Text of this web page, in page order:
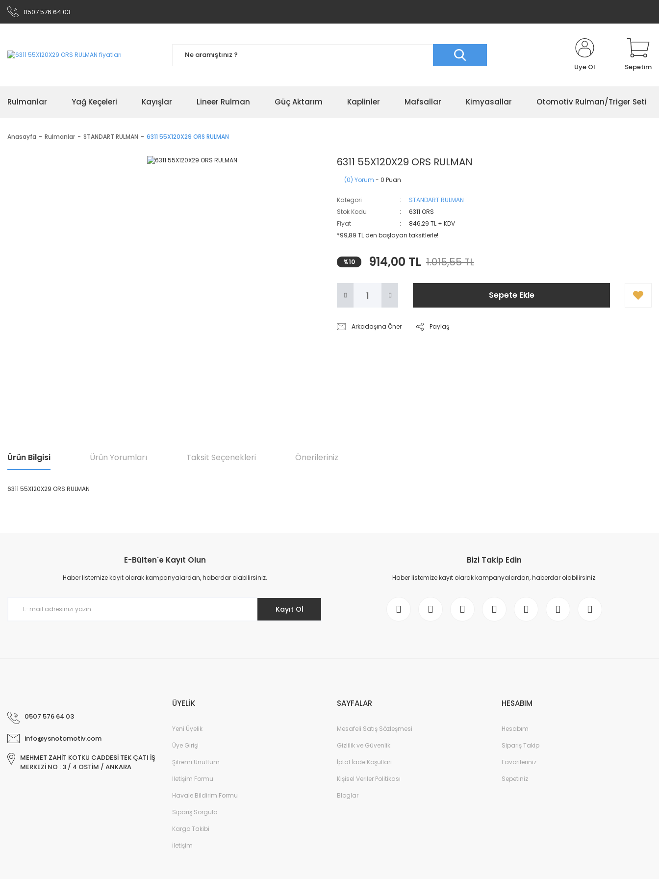
0507 576 64 03
Üye Ol Sepetim
Rulmanlar Yağ Keçeleri Kayışlar Lineer Rulman Güç Aktarım Kaplinler Mafsallar Kimyasallar Otomotiv Rulman/Triger Seti
Anasayfa Rulmanlar STANDART RULMAN 6311 55X120X29 ORS RULMAN
6311 55X120X29 ORS RULMAN
(0) Yorum - 0 Puan
Kategori
STANDART RULMAN
Stok Kodu
6311 ORS
Fiyat
846,29 TL + KDV
*99,89 TL den başlayan taksitlerle!
%10 914,00 TL 1.015,55 TL
Sepete Ekle
Arkadaşına Öner Paylaş
Ürün Bilgisi Ürün Yorumları Taksit Seçenekleri Önerileriniz
6311 55X120X29 ORS RULMAN
Ürün resmi kalitesiz, bozuk veya görüntülenemiyor.
Ürün açıklamasında eksik bilgiler bulunuyor.
E-Bülten'e Kayıt Olun
Haber listemize kayıt olarak kampanyalardan, haberdar olabilirsiniz.
Kayıt Ol
Bizi Takip Edin
Haber listemize kayıt olarak kampanyalardan, haberdar olabilirsiniz.
0507 576 64 03
info@ysnotomotiv.com
MEHMET ZAHİT KOTKU CADDESİ TEK ÇATI İŞ
MERKEZİ NO : 3 / 4 OSTİM / ANKARA
ÜYELİK
Yeni Üyelik
Üye Girişi
Şifremi Unuttum
İletişim Formu
Havale Bildirim Formu
Sipariş Sorgula
Kargo Takibi
İletişim
SAYFALAR
Mesafeli Satış Sözleşmesi
Gizlilik ve Güvenlik
İptal İade Koşullari
Kişisel Veriler Politikası
Bloglar
HESABIM
Hesabım
Sipariş Takip
Favorileriniz
Sepetiniz